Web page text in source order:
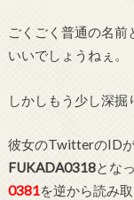
ごくごく普通の名前
いいでしょうねぇ。
しかしもう少し深掘
彼女のTwitterのID
FUKADA0318とな
0381を逆から読み取